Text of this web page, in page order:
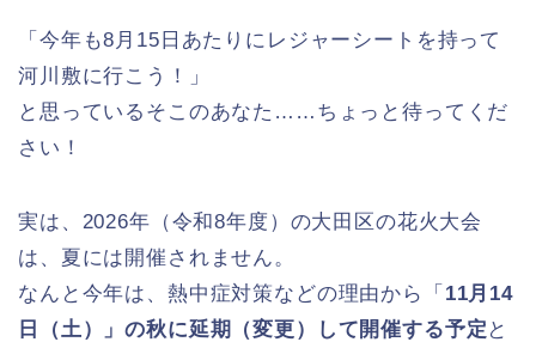
「今年も8月15日あたりにレジャーシートを持って
河川敷に行こう！」
と思っているそこのあなた……ちょっと待ってくだ
さい！
実は、2026年（令和8年度）の大田区の花火大会
は、夏には開催されません。
なんと今年は、熱中症対策などの理由から「 11月14
日（土）」の秋に延期（変更）して開催する予定 と